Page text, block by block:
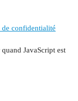
de confidentialité
JavaScript est